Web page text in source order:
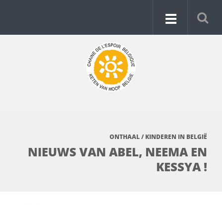
ONTHAAL/ KINDEREN IN BELGIË
NIEUWS VAN ABEL, NEEMA EN
KESSYA !